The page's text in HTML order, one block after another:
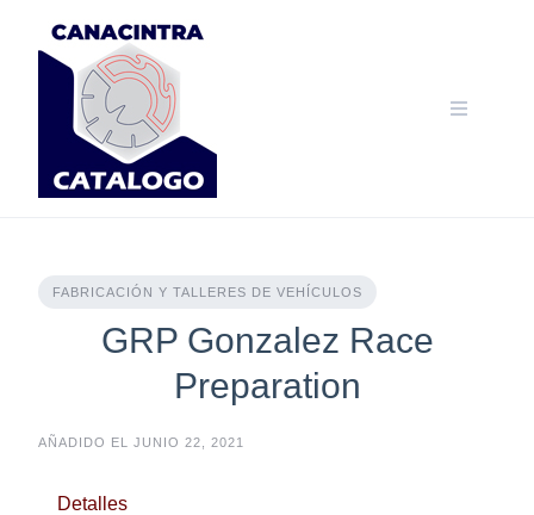
FABRICACIÓN Y TALLERES DE VEHÍCULOS
GRP Gonzalez Race
Preparation
AÑADIDO EL JUNIO 22, 2021
Detalles